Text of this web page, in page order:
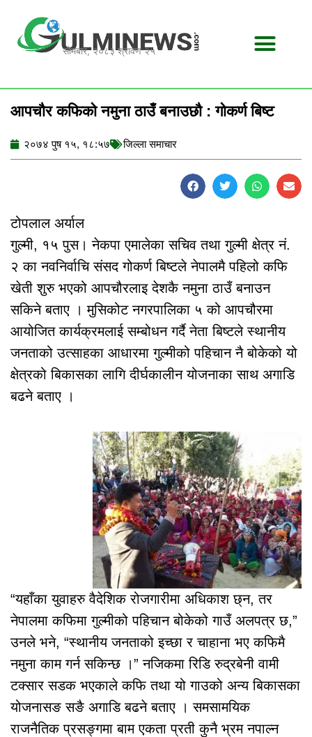
content
सोमबार, २०८३ श्रावण २५
आपचौर कफिको नमुना ठाउँ बनाउछौ : गोकर्ण बिष्ट
२०७४ पुष १५, १८:५७ जिल्ला समाचार
टोपलाल अर्याल
गुल्मी, १५ पुस। नेकपा एमालेका सचिव तथा गुल्मी क्षेत्र नं.
२ का नवनिर्वाचि संसद गोकर्ण बिष्टले नेपालमै पहिलो कफि
खेती शुरु भएको आपचौरलाइ देशकै नमुना ठाउँ बनाउन
सकिने बताए । मुसिकोट नगरपालिका ५ को आपचौरमा
आयोजित कार्यक्रमलाई सम्बोधन गर्दै नेता बिष्टले स्थानीय
जनताको उत्साहका आधारमा गुल्मीको पहिचान नै बोकेको यो
क्षेत्रको बिकासका लागि दीर्घकालीन योजनाका साथ अगाडि
बढने बताए ।
“यहाँका युवाहरु वैदेशिक रोजगारीमा अधिकाश छ्न, तर
नेपालमा कफिमा गुल्मीको पहिचान बोकेको गाउँ अलपत्र छ,”
उनले भने, “स्थानीय जनताको इच्छा र चाहाना भए कफिमै
नमुना काम गर्न सकिन्छ ।” नजिकमा रिडि रुद्रबेनी वामी
टक्सार सडक भएकाले कफि तथा यो गाउको अन्य बिकासका
योजनासङ सङै अगाडि बढने बताए । समसामयिक
राजनैतिक प्रसङ्गमा बाम एकता प्रती कुनै भ्रम नपाल्न